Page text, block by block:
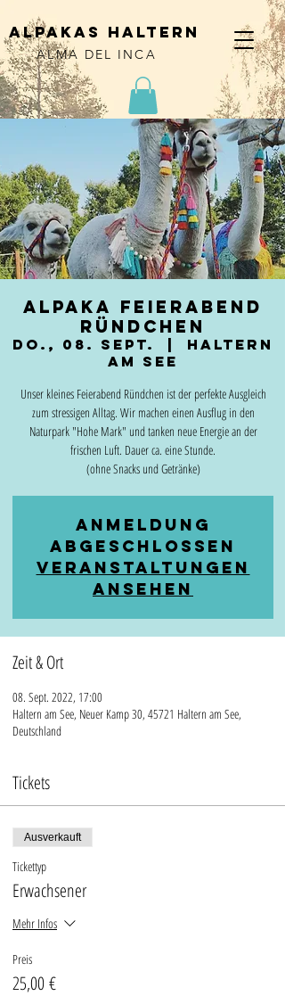
alpakas haltern
ALMA DEL INCA
Alpaka Feierabend
Ründchen
Do., 08. Sept.
  |
Haltern
am See
Unser kleines Feierabend Ründchen ist der perfekte Ausgleich
zum stressigen Alltag. Wir machen einen Ausflug in den
Naturpark "Hohe Mark" und tanken neue Energie an der
frischen Luft. Dauer ca. eine Stunde.
(ohne Snacks und Getränke)
Anmeldung
abgeschlossen
Veranstaltungen
ansehen
Zeit & Ort
08. Sept. 2022, 17:00
Haltern am See, Neuer Kamp 30, 45721 Haltern am See,
Deutschland
Tickets
Ausverkauft
Tickettyp
Erwachsener
Mehr Infos
Preis
25,00 €